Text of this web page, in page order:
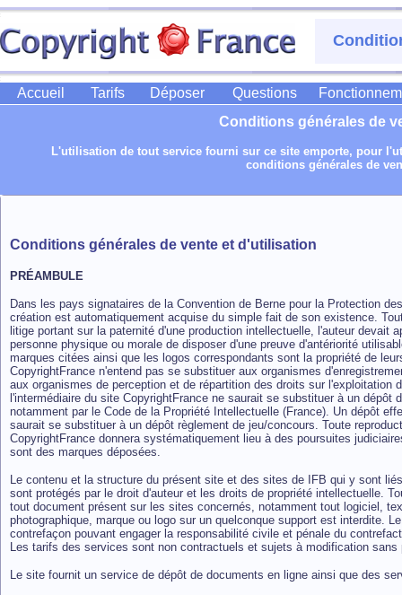
Accueil Tarifs Déposer Questions
Conditions générales de
L'utilisation de tout service fourni sur ce site emporte, pour
conditions générales de
Conditions générales de vente et d'utilisation
PRÉAMBULE
Dans les pays signataires de la Convention de Berne pour la Protection
création est automatiquement acquise du simple fait de son existence.
litige portant sur la paternité d'une production intellectuelle, l'auteur devait
personne physique ou morale de disposer d'une preuve d'antériorité
marques citées ainsi que les logos correspondants sont la propriété de
CopyrightFrance n'entend pas se substituer aux organismes
aux organismes de perception et de répartition des droits sur l'exploitation
l'intermédiaire du site CopyrightFrance ne saurait se substituer à un dépôt
notamment par le Code de la Propriété Intellectuelle (France). Un dépôt
saurait se substituer à un dépôt règlement de jeu/concours. Toute
CopyrightFrance donnera systématiquement lieu à des poursuites
sont des marques déposées.
Le contenu et la structure du présent site et des sites de IFB qui y sont
sont protégés par le droit d'auteur et les droits de propriété intellectuelle.
tout document présent sur les sites concernés, notamment tout logiciel,
photographique, marque ou logo sur un quelconque support est interdite.
contrefaçon pouvant engager la responsabilité civile et pénale du
Les tarifs des services sont non contractuels et sujets à modification sans
Le site fournit un service de dépôt de documents en ligne ainsi que des